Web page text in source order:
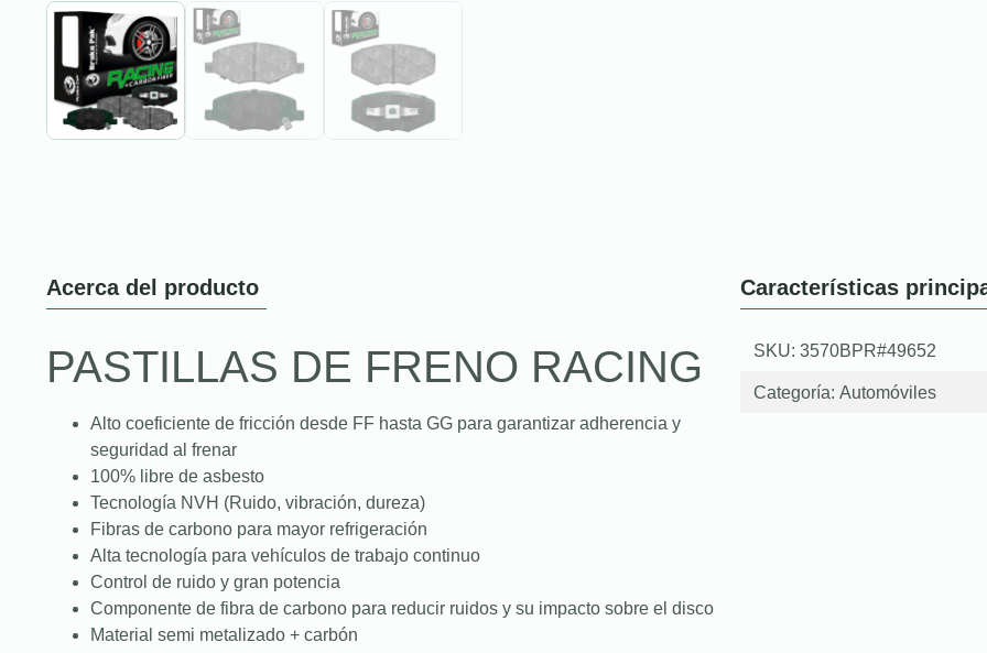
Acerca del producto
PASTILLAS DE FRENO RACING
Alto coeficiente de fricción desde FF hasta GG para garantizar adherencia y
seguridad al frenar
100% libre de asbesto
Tecnología NVH (Ruido, vibración, dureza)
Fibras de carbono para mayor refrigeración
Alta tecnología para vehículos de trabajo continuo
Control de ruido y gran potencia
Componente de fibra de carbono para reducir ruidos y su impacto sobre el disco
Material semi metalizado + carbón
Características
SKU: 3570BPR#49652
Categoría: Automóviles